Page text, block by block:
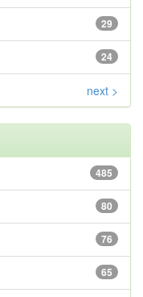
29
24
next >
485
80
76
65